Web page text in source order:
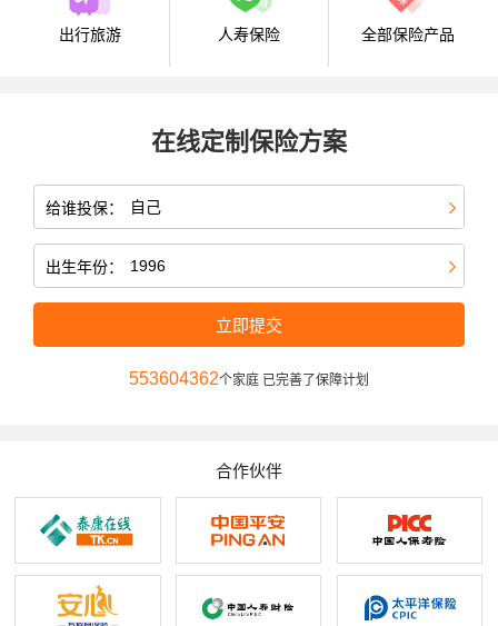
出行旅游 人寿保险 全部保险产品
在线定制保险方案
给谁投保：
出生年份：
立即提交
553604362个家庭 已完善了保障计划
合作伙伴